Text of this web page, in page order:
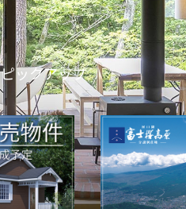
ピックアップ